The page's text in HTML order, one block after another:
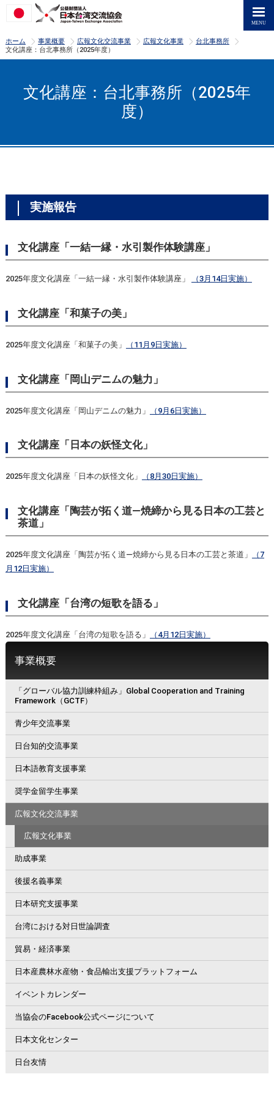
ホーム >
事業概要 >
広報文化交流事業 >
広報文化事業 >
台北事務所
文化講座：台北事務所（2025年度）
文化講座：台北事務所（2025年
度）
実施報告
文化講座「一結一縁・水引製作体験講座」
2025年度文化講座「一結一縁・水引製作体験講座」 （3月14日実施）
文化講座「和菓子の美」
2025年度文化講座「和菓子の美」 （11月9日実施）
文化講座「岡山デニムの魅力」
2025年度文化講座「岡山デニムの魅力」 （9月6日実施）
文化講座「日本の妖怪文化」
2025年度文化講座「日本の妖怪文化」 （8月30日実施）
文化講座「陶芸が拓く道―焼締から見る日本の工芸と
茶道」
2025年度文化講座「陶芸が拓く道―焼締から見る日本の工芸と茶道」
（7
月12日実施）
文化講座「台湾の短歌を語る」
2025年度文化講座「台湾の短歌を語る」 （4月12日実施）
事業概要
「グローバル協力訓練枠組み」Global Cooperation and Training
Framework（GCTF）
青少年交流事業
日台知的交流事業
日本語教育支援事業
奨学金留学生事業
広報文化交流事業
広報文化事業
助成事業
後援名義事業
日本研究支援事業
台湾における対日世論調査
貿易・経済事業
日本産農林水産物・食品輸出支援プラットフォーム
イベントカレンダー
当協会のFacebook公式ページについて
日本文化センター
日台友情